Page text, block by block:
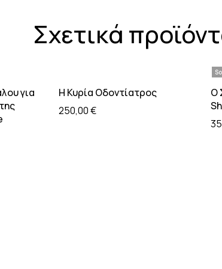
Σχετικά
για
Προσθήκη στο καλάθι
Η Κυρία Οδοντίατρος
250,00€
Ο